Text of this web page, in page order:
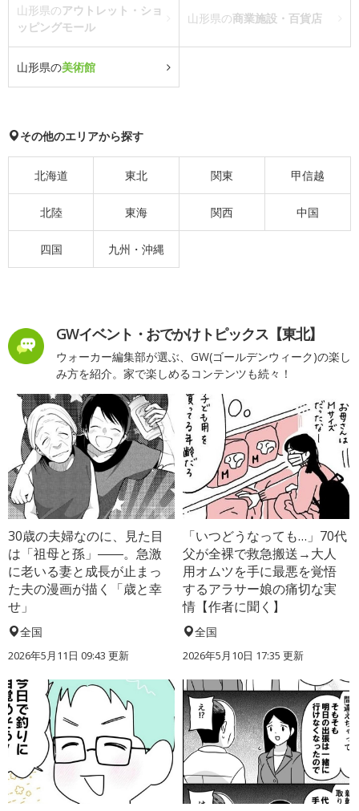
山形県のアウトレット・ショ
ッピングモール
山形県の商業施設・百貨店
山形県の美術館
その他のエリアから探す
北海道 東北 関東 甲信越
北陸 東海 関西 中国
四国 九州・沖縄
GWイベント・おでかけトピックス【東北】
ウォーカー編集部が選ぶ、GW(ゴールデンウィーク)の楽し
み方を紹介。家で楽しめるコンテンツも続々！
30歳の夫婦なのに、見た目
は「祖母と孫」――。急激
に老いる妻と成長が止まっ
た夫の漫画が描く「歳と幸
せ」
全国
2026年5月11日 09:43 更新
「いつどうなっても…」70代
父が全裸で救急搬送→大人
用オムツを手に最悪を覚悟
するアラサー娘の痛切な実
情【作者に聞く】
全国
2026年5月10日 17:35 更新